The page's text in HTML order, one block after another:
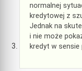
normalnej
kredytowej z
Jednak na
i nie może
kredyt w